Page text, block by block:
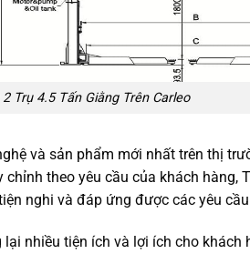
Trụ 4.5 Tấn Giằng Trên Carleo
và sản phẩm mới nhất trên thị
theo yêu cầu của khách hàng,
nghi và đáp ứng được các yêu
lại nhiều tiện ích và lợi ích cho khách